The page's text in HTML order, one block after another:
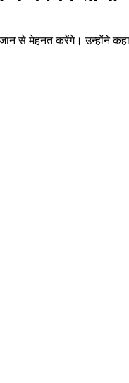
से मेहनत करेंगे। उन्होंने